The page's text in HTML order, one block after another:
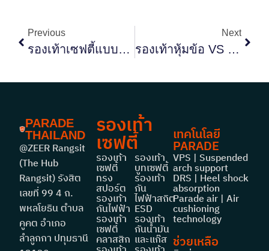
Previous
รองเท้าเซฟตี้แบบสปอร์ต ได้รับความนิยมเพราะอะไร? ทำไมคนทำงานยุคใหม่ถึงเลือกมากขึ้น
Next
รองเท้าหุ้มข้อ VS ข้อสั้น เลือกแบบไหนดีให้เหมาะกับงาน
PARADE
THAILAND
@ZEER Rangsit
(The Hub
Rangsit) รังสิต
เลขที่ 99 4 ถ.
พหลโยธิน ตำบล
คูคต อำเภอ
ลำลูกกา ปทุมธานี
รองเท้า
เซฟตี้
รองเท้า
เซฟตี้
ทรง
สปอร์ต
รองเท้า
กันไฟฟ้า
รองเท้า
เซฟตี้
คลาสสิก
รองเท้า
บูทเซฟตี้
รองเท้า
กัน
ไฟฟ้าสถิต
ESD
รองเท้า
กันน้ำมัน
และแก๊ส
เทคโนโลยี
PARADE
VPS | Suspended
arch support
DRS | Heel shock
absorption
Parade air | Air
cushioning
technology
ช่วยเหลือ